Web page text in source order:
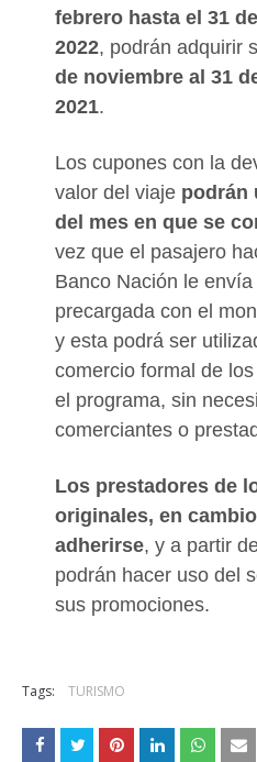
febrero hasta el 31
2022, podrán adquirir
de noviembre al 31
2021.
Los cupones con la
valor del viaje podrán
del mes en que se
vez que el pasajero
Banco Nación le
precargada con el
y esta podrá ser
comercio formal de
el programa, sin
comerciantes o
Los prestadores de
originales, en
adherirse, y a partir
podrán hacer uso del
sus promociones.
Tags: TURISMO